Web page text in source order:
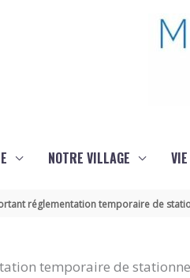
NOTRE VILLAGE
réglementation temporaire de
temporaire de